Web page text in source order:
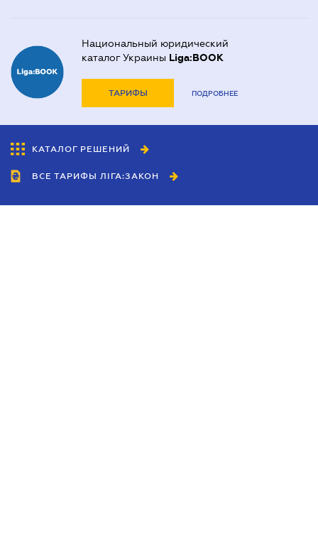
Национальный юридический
каталог Украины Liga:BOOK
ТАРИФЫ ПОДРОБНЕЕ
КАТАЛОГ РЕШЕНИЙ
ВСЕ ТАРИФЫ ЛІГА:ЗАКОН